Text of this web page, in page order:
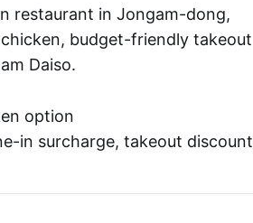
restaurant in Jongam-dong,
budget-friendly takeout
Daiso.
option
in surcharge, takeout discount